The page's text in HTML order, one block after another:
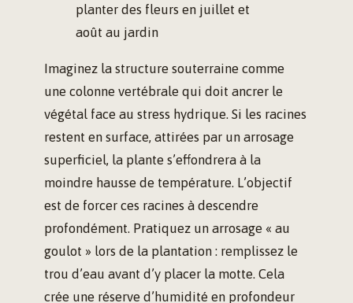
planter des fleurs en juillet et
août au jardin
Imaginez la structure souterraine comme
une colonne vertébrale qui doit ancrer le
végétal face au stress hydrique. Si les racines
restent en surface, attirées par un arrosage
superficiel, la plante s’effondrera à la
moindre hausse de température. L’objectif
est de forcer ces racines à descendre
profondément. Pratiquez un arrosage « au
goulot » lors de la plantation : remplissez le
trou d’eau avant d’y placer la motte. Cela
crée une réserve d’humidité en profondeur